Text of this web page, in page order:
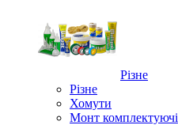
Різне
Різне
Хомути
Монт комплектуючі